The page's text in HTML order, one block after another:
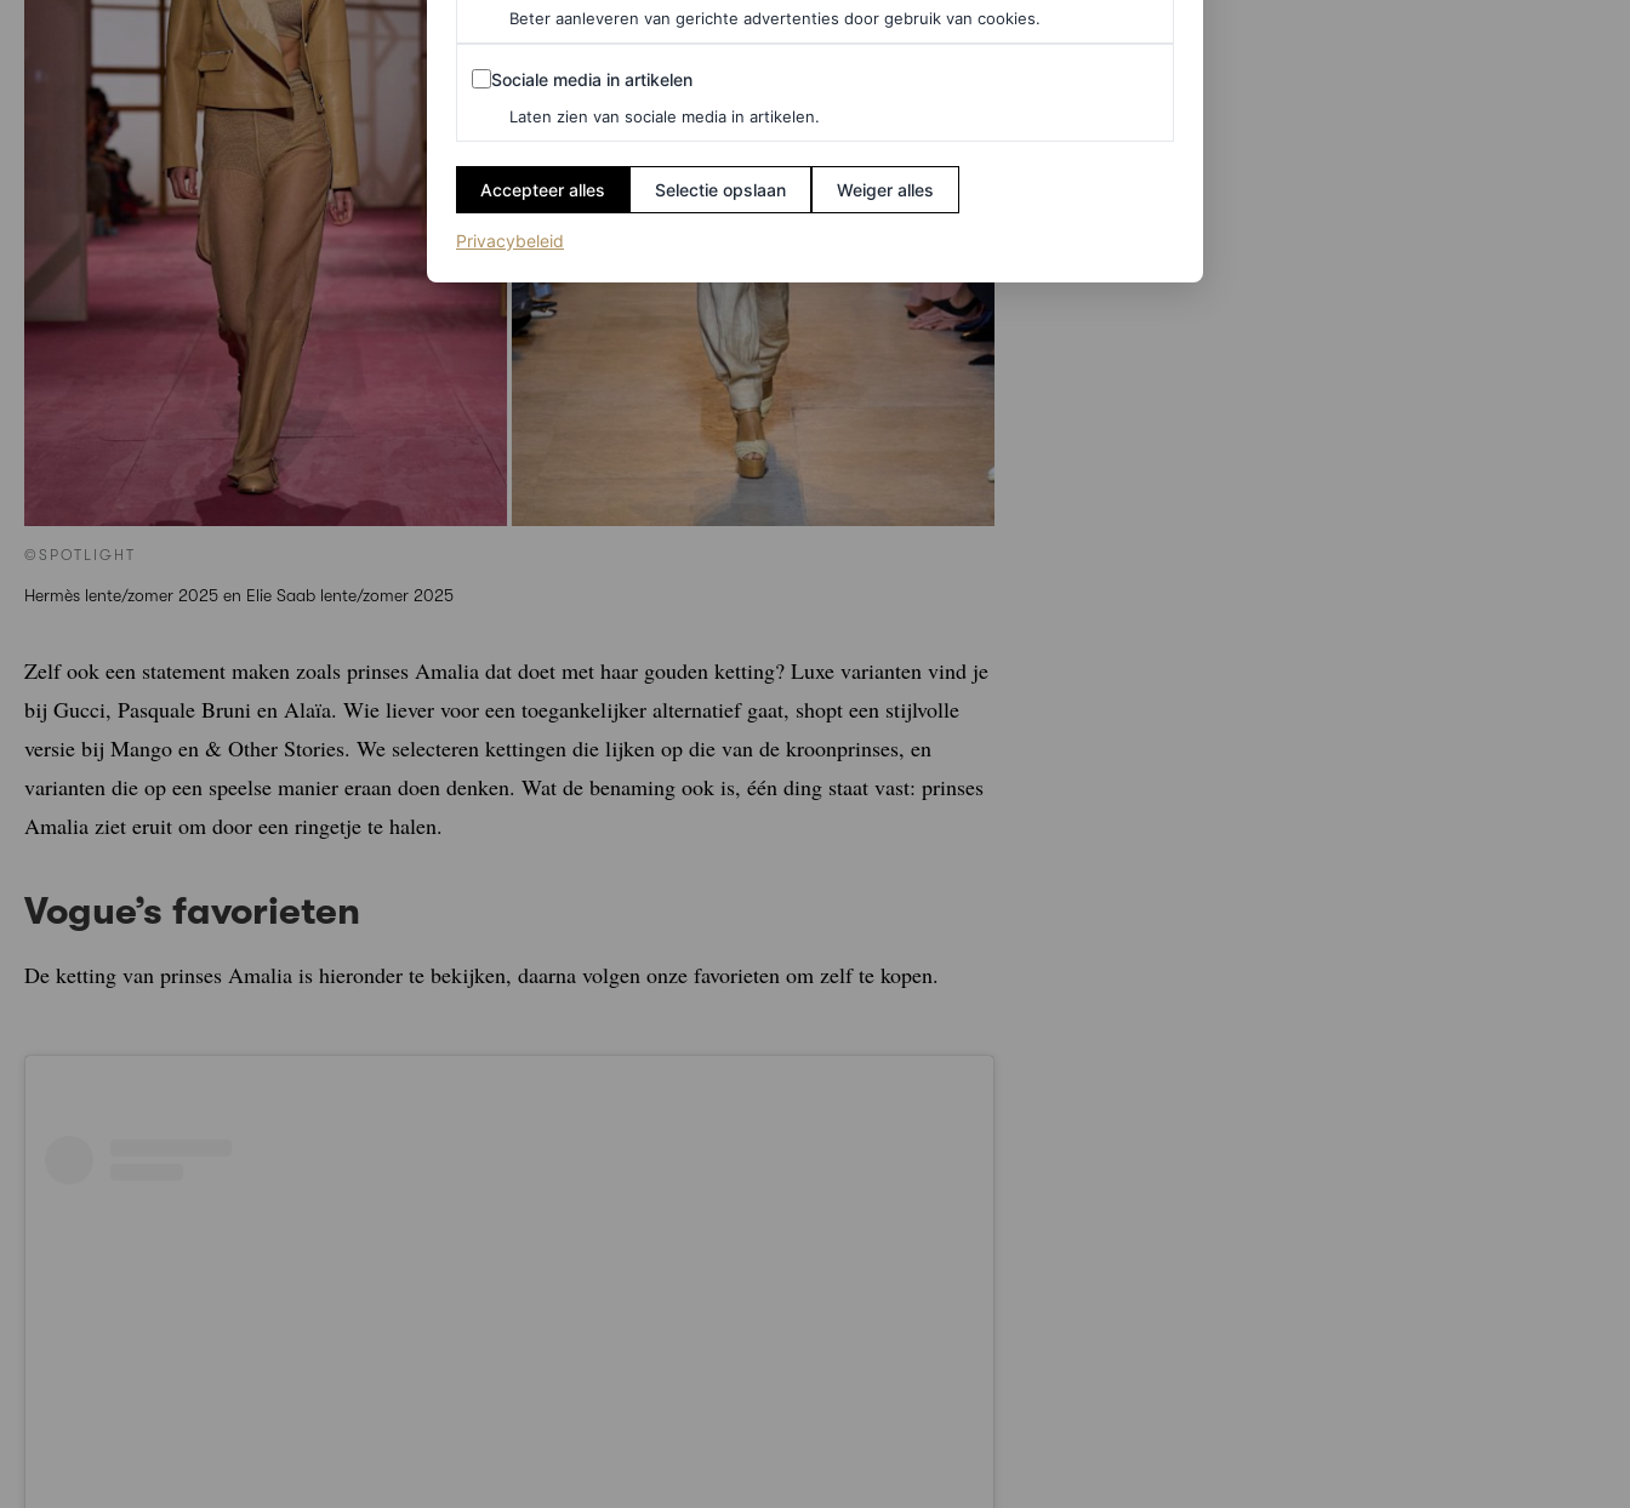
©SPOTLIGHT
Hermès lente/zomer 2025 en Elie Saab lente/zomer 2025
Zelf ook een statement maken zoals prinses Amalia dat doet met haar gouden ketting? Luxe varianten vind je
bij Gucci, Pasquale Bruni en Alaïa. Wie liever voor een toegankelijker alternatief gaat, shopt een stijlvolle
versie bij Mango en & Other Stories. We selecteren kettingen die lijken op die van de kroonprinses, en
varianten die op een speelse manier eraan doen denken. Wat de benaming ook is, één ding staat vast: prinses
Amalia ziet eruit om door een ringetje te halen.
Vogue’s favorieten
De ketting van prinses Amalia is hieronder te bekijken, daarna volgen onze favorieten om zelf te kopen.
Beter aanleveren van gerichte advertenties door gebruik van cookies.
Sociale media in artikelen
Sociale media in artikelen
Laten zien van sociale media in artikelen.
Accepteer alles Selectie opslaan Weiger alles
Privacybeleid